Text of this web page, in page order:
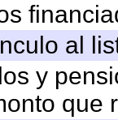
al
y
que